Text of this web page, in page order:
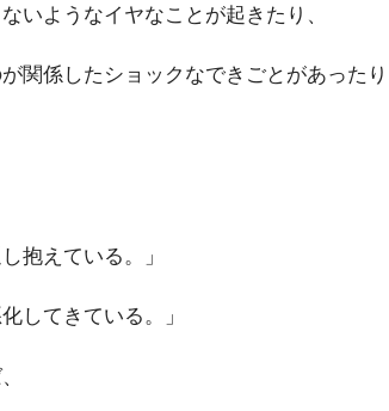
いようなイヤなことが起きたり、
関係したショックなできごとがあったり
抱えている。」
してきている。」